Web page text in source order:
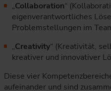
„Collaboration“
eigenverantwortliches
Problemstellungen im
„Creativity“ (Kreativität,
kreativer und innovativer
Diese vier
aufeinander und sind